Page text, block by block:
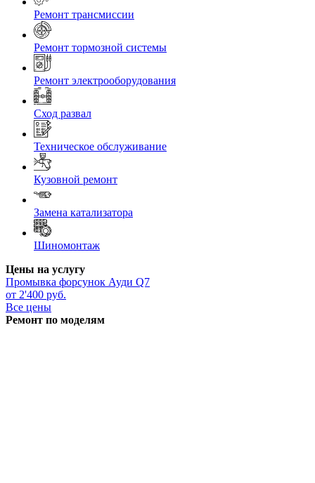
Ремонт трансмиссии
Ремонт тормозной системы
Ремонт электрооборудования
Сход развал
Техническое обслуживание
Кузовной ремонт
Замена катализатора
Шиномонтаж
Цены на услугу
Промывка форсунок Ауди Q7
от 2'400 руб.
Все цены
Ремонт по моделям